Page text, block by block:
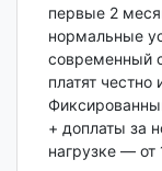
первые 2
нормальные
современный
платят
+ доплаты за
нагрузке — от